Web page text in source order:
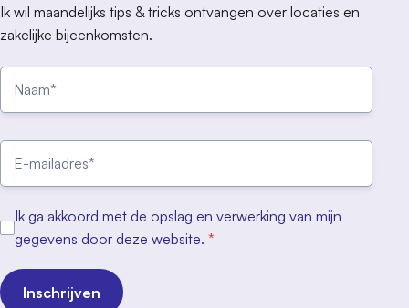
Ik wil maandelijks tips & tricks ontvangen over locaties en
zakelijke bijeenkomsten.
Ik ga akkoord met de opslag en verwerking van mijn
gegevens door deze website. *
Inschrijven